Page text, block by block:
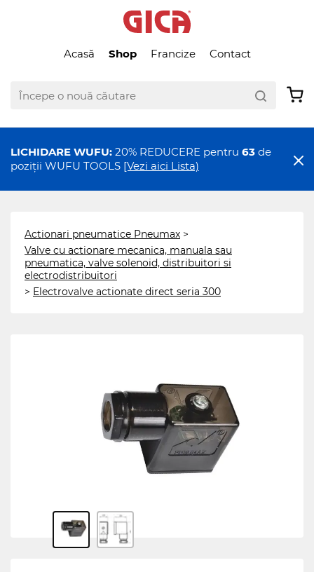
Acasă Shop Francize Contact
LICHIDARE WUFU: 20% REDUCERE pentru 63 de
poziții WUFU TOOLS [Vezi aici Lista)
Actionari pneumatice Pneumax >
Valve cu actionare mecanica, manuala sau
pneumatica, valve solenoid, distribuitori si
electrodistribuitori
> Electrovalve actionate direct seria 300